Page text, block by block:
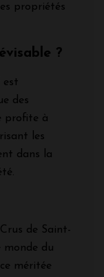
propriétés
?
est
des
profite à
les
dans la
de Saint-
monde du
méritée